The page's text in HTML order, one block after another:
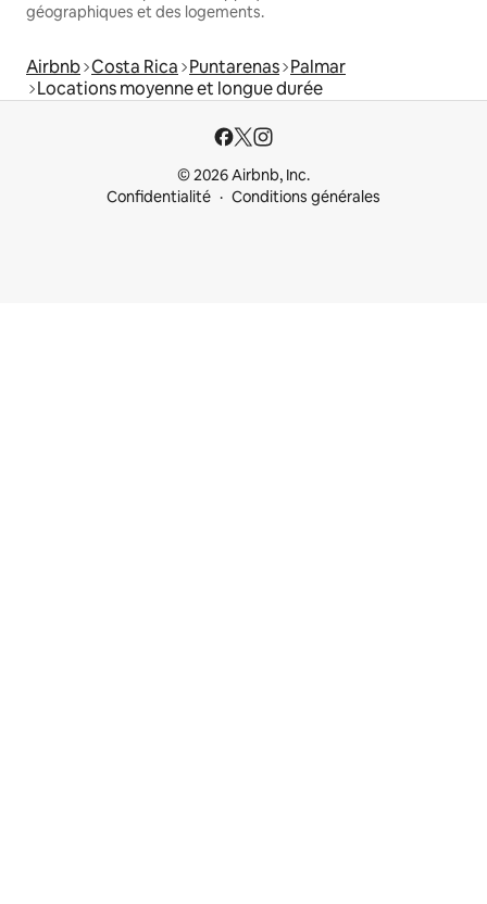
géographiques et des logements.
Airbnb Costa Rica Puntarenas Palmar
Locations moyenne et longue durée
© 2026 Airbnb, Inc.
Confidentialité
Conditions générales